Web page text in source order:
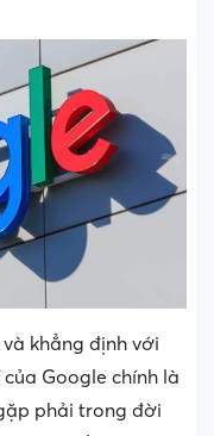
khẳng định với
Google chính là
phải trong đời